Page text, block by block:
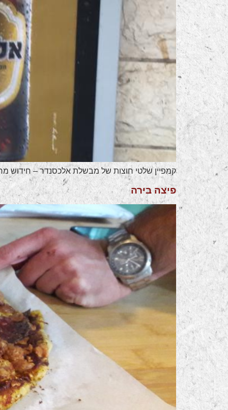
קמפיין שלטי חוצות של מבשלת אלכסנדר – חידוש
פיצה בירה